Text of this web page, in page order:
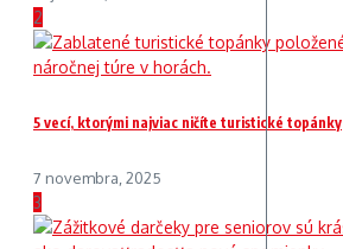
2
5 vecí, ktorými najviac ničíte turistické topánky
7 novembra, 2025
3